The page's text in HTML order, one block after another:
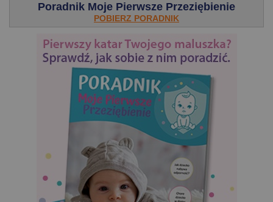
Poradnik Moje Pierwsze Przeziębienie
POBIERZ PORADNIK